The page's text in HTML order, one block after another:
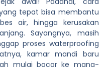
tepat bisa membantu
air, hingga kerusakan
Sayangnya, masih
proses waterproofing
kamar mandi baru
mulai bocor ke mana-